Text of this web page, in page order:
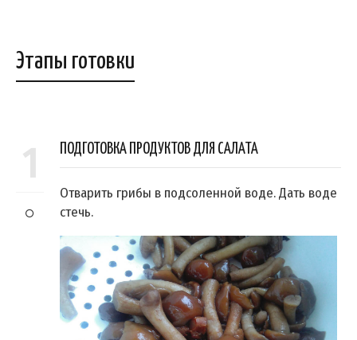
Этапы готовки
1 ПОДГОТОВКА ПРОДУКТОВ ДЛЯ САЛАТА
Отварить грибы в подсоленной воде. Дать воде
стечь.